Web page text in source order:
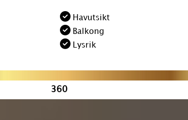
Havutsikt
Balkong
Lysrik
360